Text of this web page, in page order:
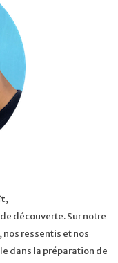
,
découverte. Sur notre
ressentis et nos
dans la préparation de